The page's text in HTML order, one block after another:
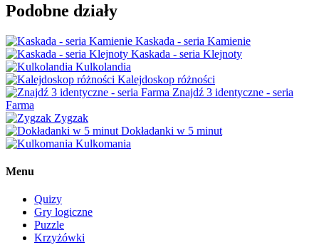
Podobne działy
Kaskada - seria Kamienie
Kaskada - seria Klejnoty
Kulkolandia
Kalejdoskop różności
Znajdź 3 identyczne - seria
Farma
Zygzak
Dokładanki w 5 minut
Kulkomania
Menu
Quizy
Gry logiczne
Puzzle
Krzyżówki